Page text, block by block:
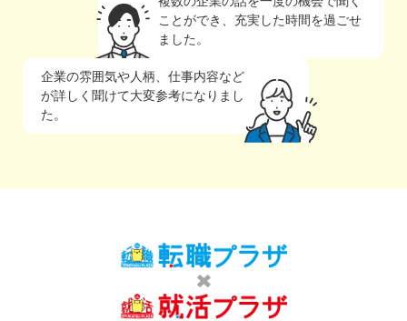
ことができ、充実した時間を過ごせ
ました。
企業の雰囲気や人柄、仕事内容など
が詳しく聞けて大変参考になりまし
た。